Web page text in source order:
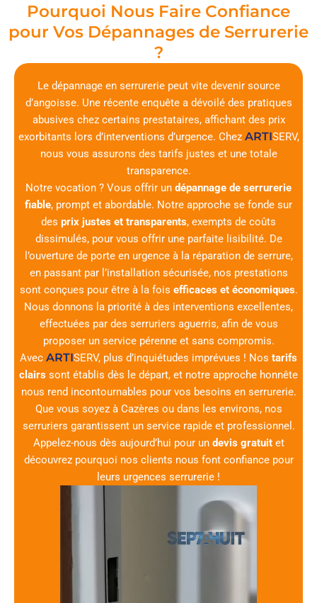
Pourquoi Nous Faire Confiance
pour Vos Dépannages de Serrurerie
?
Le dépannage en serrurerie peut vite devenir source
d’angoisse. Une récente enquête a dévoilé des pratiques
abusives chez certains prestataires, affichant des prix
exorbitants lors d’interventions d’urgence. Chez ARTISERV,
nous vous assurons des tarifs justes et une totale
transparence.
Notre vocation ? Vous offrir un dépannage de serrurerie
fiable, prompt et abordable. Notre approche se fonde sur
des prix justes et transparents, exempts de coûts
dissimulés, pour vous offrir une parfaite lisibilité. De
l’ouverture de porte en urgence à la réparation de serrure,
en passant par l’installation sécurisée, nos prestations
sont conçues pour être à la fois efficaces et économiques.
Nous donnons la priorité à des interventions excellentes,
effectuées par des serruriers aguerris, afin de vous
proposer un service pérenne et sans compromis.
Avec ARTISERV, plus d’inquiétudes imprévues ! Nos tarifs
clairs sont établis dès le départ, et notre approche honnête
nous rend incontournables pour vos besoins en serrurerie.
Que vous soyez à Cazères ou dans les environs, nos
serruriers garantissent un service rapide et professionnel.
Appelez-nous dès aujourd’hui pour un devis gratuitet
découvrez pourquoi nos clients nous font confiance pour
leurs urgences serrurerie !